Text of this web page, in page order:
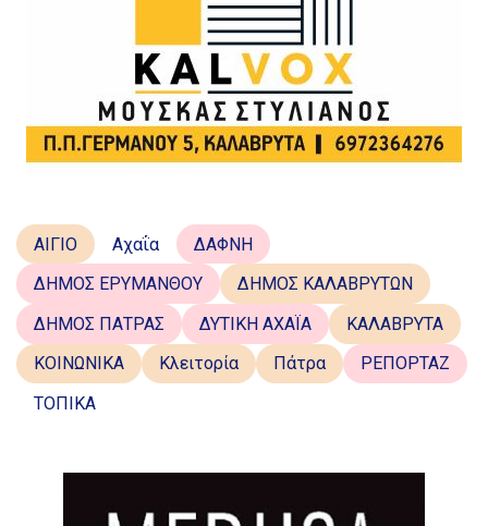
ΑΙΓΙΟ Αχαΐα
ΔΑΦΝΗ
ΔΗΜΟΣ ΕΡΥΜΑΝΘΟΥ
ΔΗΜΟΣ ΚΑΛΑΒΡΥΤΩΝ
ΔΗΜΟΣ ΠΑΤΡΑΣ
ΔΥΤΙΚΗ ΑΧΑΪΑ
ΚΑΛΑΒΡΥΤΑ
ΚΟΙΝΩΝΙΚΑ
Κλειτορία Πάτρα
ΡΕΠΟΡΤΑΖ
ΤΟΠΙΚΑ